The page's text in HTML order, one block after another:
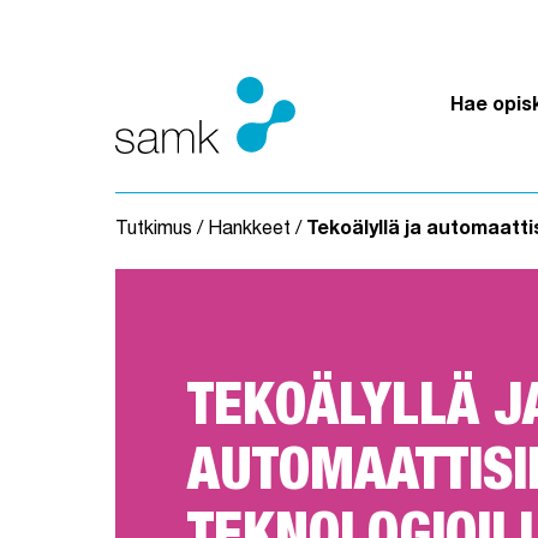
Hae
Tutkimus / Hankkeet / Tekoälyllä ja
TEKOÄLYLLÄ